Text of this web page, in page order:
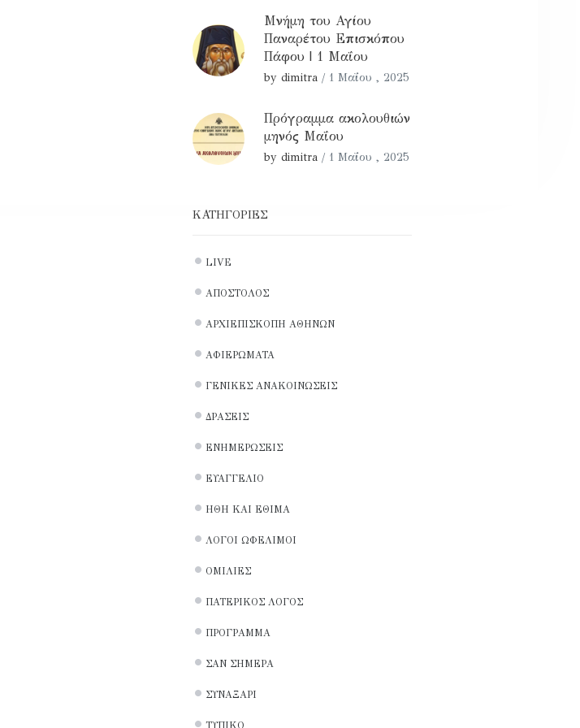
Μνήμη του Αγίου
Παναρέτου Επισκόπου
Πάφου | 1 Μαΐου
by dimitra / 1 Μαΐου , 2025
Πρόγραμμα ακολουθιών
μηνός Μαΐου
by dimitra / 1 Μαΐου , 2025
ΚΑΤΗΓΟΡΊΕΣ
LIVE
ΑΠΌΣΤΟΛΟΣ
ΑΡΧΙΕΠΙΣΚΟΠΉ ΑΘΗΝΏΝ
ΑΦΙΕΡΏΜΑΤΑ
ΓΕΝΙΚΈΣ ΑΝΑΚΟΙΝΏΣΕΙΣ
ΔΡΆΣΕΙΣ
ΕΝΗΜΕΡΏΣΕΙΣ
ΕΥΑΓΓΈΛΙΟ
ΉΘΗ ΚΑΙ ΈΘΙΜΑ
ΛΌΓΟΙ ΩΦΈΛΙΜΟΙ
ΟΜΙΛΊΕΣ
ΠΑΤΕΡΙΚΌΣ ΛΌΓΟΣ
ΠΡΌΓΡΑΜΜΑ
ΣΑΝ ΣΉΜΕΡΑ
ΣΥΝΑΞΆΡΙ
ΤΥΠΙΚΌ